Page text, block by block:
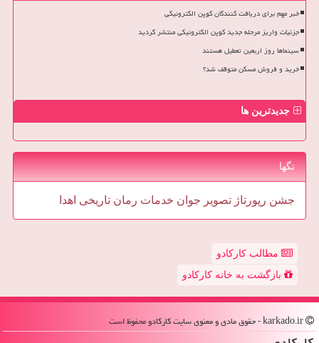
خبر مهم برای دریافت کنندگان کوپن الکترونیکی
جزئیات واریز مرحله جدید کوپن الکترونیکی منتشر گردید
سینماها روز اربعین تعطیل هستند
خرید و فروش مسکن متوقف شد؟
جدیدترین ها
تگها
جشن رپورتاژ تصویر جوان خدمات رمان تاریخی اهدا
مطالب کارکادو
بازگشت به خانه کارکادو